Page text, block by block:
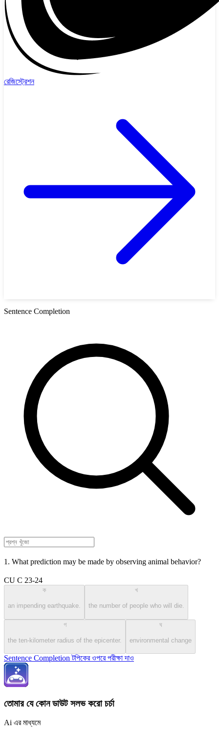
রেজিস্ট্রেশন
Sentence Completion
1. What prediction may be made by observing animal behavior?
CU C 23-24
ক
an impending earthquake.
খ
the number of people who will die.
গ
the ten-kilometer radius of the epicenter.
ঘ
environmental change
Sentence Completion টপিকের ওপরে পরীক্ষা দাও
তোমার যে কোন ডাউট সলভ করো চর্চা
Ai এর মাধ্যমে